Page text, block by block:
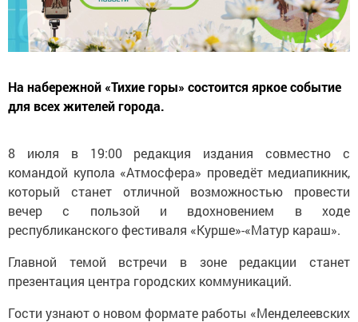
На набережной «Тихие горы» состоится яркое событие
для всех жителей города.
8 июля в 19:00 редакция издания совместно с
командой купола «Атмосфера» проведёт медиапикник,
который станет отличной возможностью провести
вечер с пользой и вдохновением в ходе
республиканского фестиваля «Курше»-«Матур караш».
Главной темой встречи в зоне редакции станет
презентация центра городских коммуникаций.
Гости узнают о новом формате работы «Менделеевских